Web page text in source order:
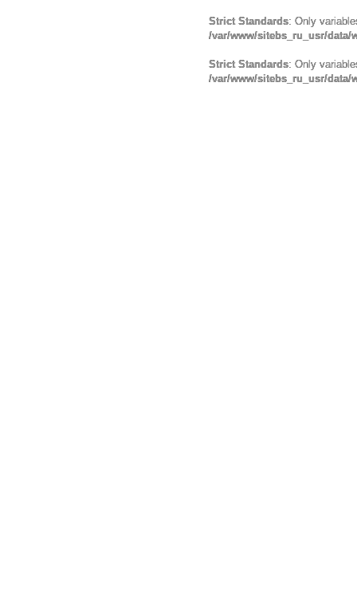
Strict Standards: Only
/var/www/sitebs_ru_usr/
Strict Standards: Only
/var/www/sitebs_ru_usr/